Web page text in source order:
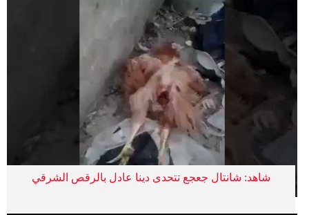
شاهد: شانتال جعجع تتحدى دينا عادل بالرقص الشرقي